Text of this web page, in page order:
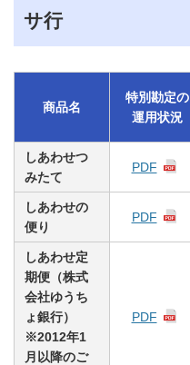
サ行
商品名
特別勘定の
運用状況
しあわせつ
みたて
PDF
しあわせの
便り
PDF
しあわせ定
期便（株式
会社ゆうち
ょ銀行）
※2012年1
月以降のご
PDF